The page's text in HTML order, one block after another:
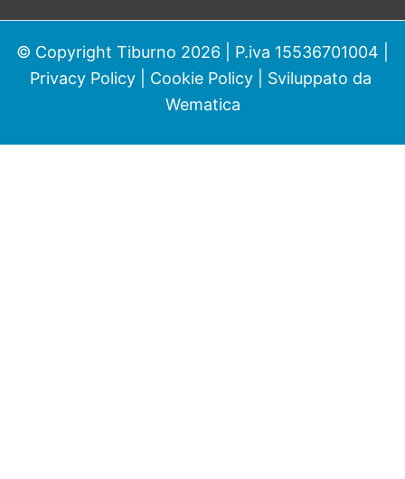
© Copyright Tiburno 2026 | P.iva 15536701004 |
Privacy Policy| Cookie Policy| Sviluppato da
Wematica